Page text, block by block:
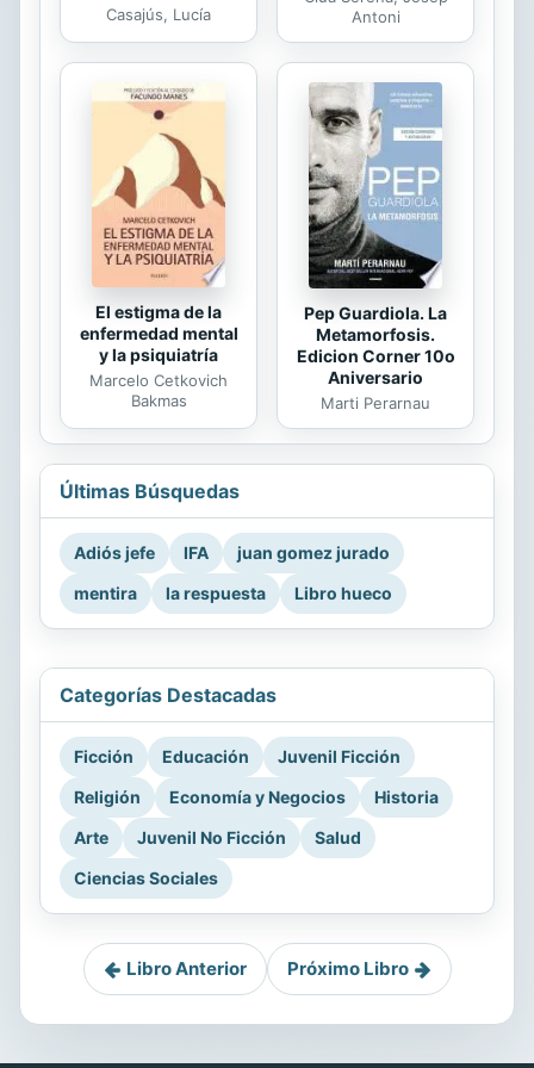
Casajús, Lucía
Antoni
El estigma de la
enfermedad mental
y la psiquiatría
Marcelo Cetkovich
Bakmas
Pep Guardiola. La
Metamorfosis.
Edicion Corner 10o
Aniversario
Marti Perarnau
Últimas Búsquedas
Adiós jefe IFA
juan gomez jurado
mentira
la respuesta Libro hueco
Categorías Destacadas
Ficción Educación
Juvenil Ficción
Religión
Economía y Negocios
Historia
Arte
Juvenil No Ficción
Salud
Ciencias Sociales
Libro Anterior Próximo Libro